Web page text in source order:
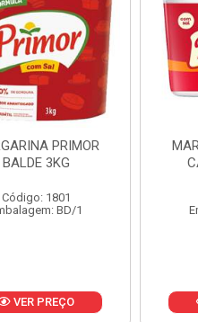
PRIMOR
12X500G
Código: 1797
CX/1
VER PREÇO